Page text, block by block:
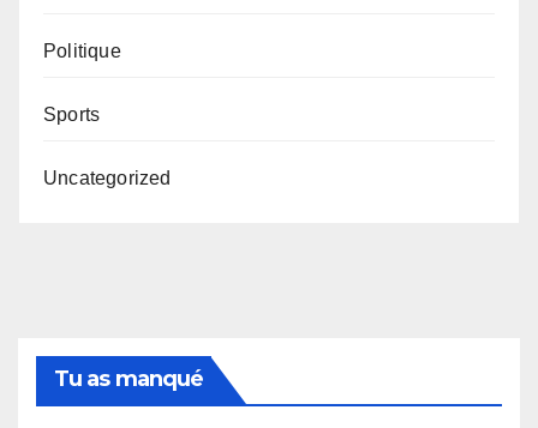
Politique
Sports
Uncategorized
Tu as manqué